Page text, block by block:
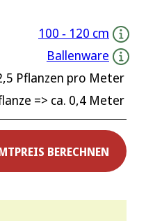
100 ‐ 120 cm
Ballenware
Pflanzen pro Meter
=> ca. 0,4 Meter
BERECHNEN